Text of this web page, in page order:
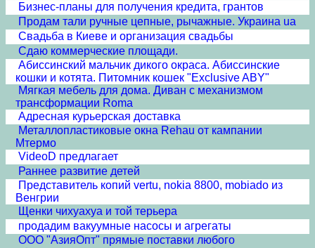
Бизнес-планы для получения кредита, грантов
Продам тали ручные цепные, рычажные. Украина ua
Свадьба в Киеве и организация свадьбы
Сдаю коммерческие площади.
Абиссинский мальчик дикого окраса. Абиссинские
кошки и котята. Питомник кошек "Exclusive ABY"
Мягкая мебель для дома. Диван с механизмом
трансформации Roma
Адресная курьерская доставка
Металлопластиковые окна Rehau от кампании
Мтермо
VideoD предлагает
Раннее развитие детей
Представитель копий vertu, nokia 8800, mobiado из
Венгрии
Щенки чихуахуа и той терьера
продадим вакуумные насосы и агрегаты
ООО "АзияОпт" прямые поставки любого